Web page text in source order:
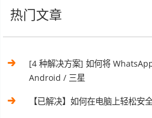
热门文章
[4 种解决方案] 如何将
Android / 三星
【已解决】如何在电脑上轻松安